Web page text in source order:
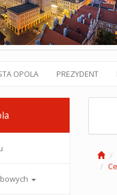
OPOLA PREZYDENT